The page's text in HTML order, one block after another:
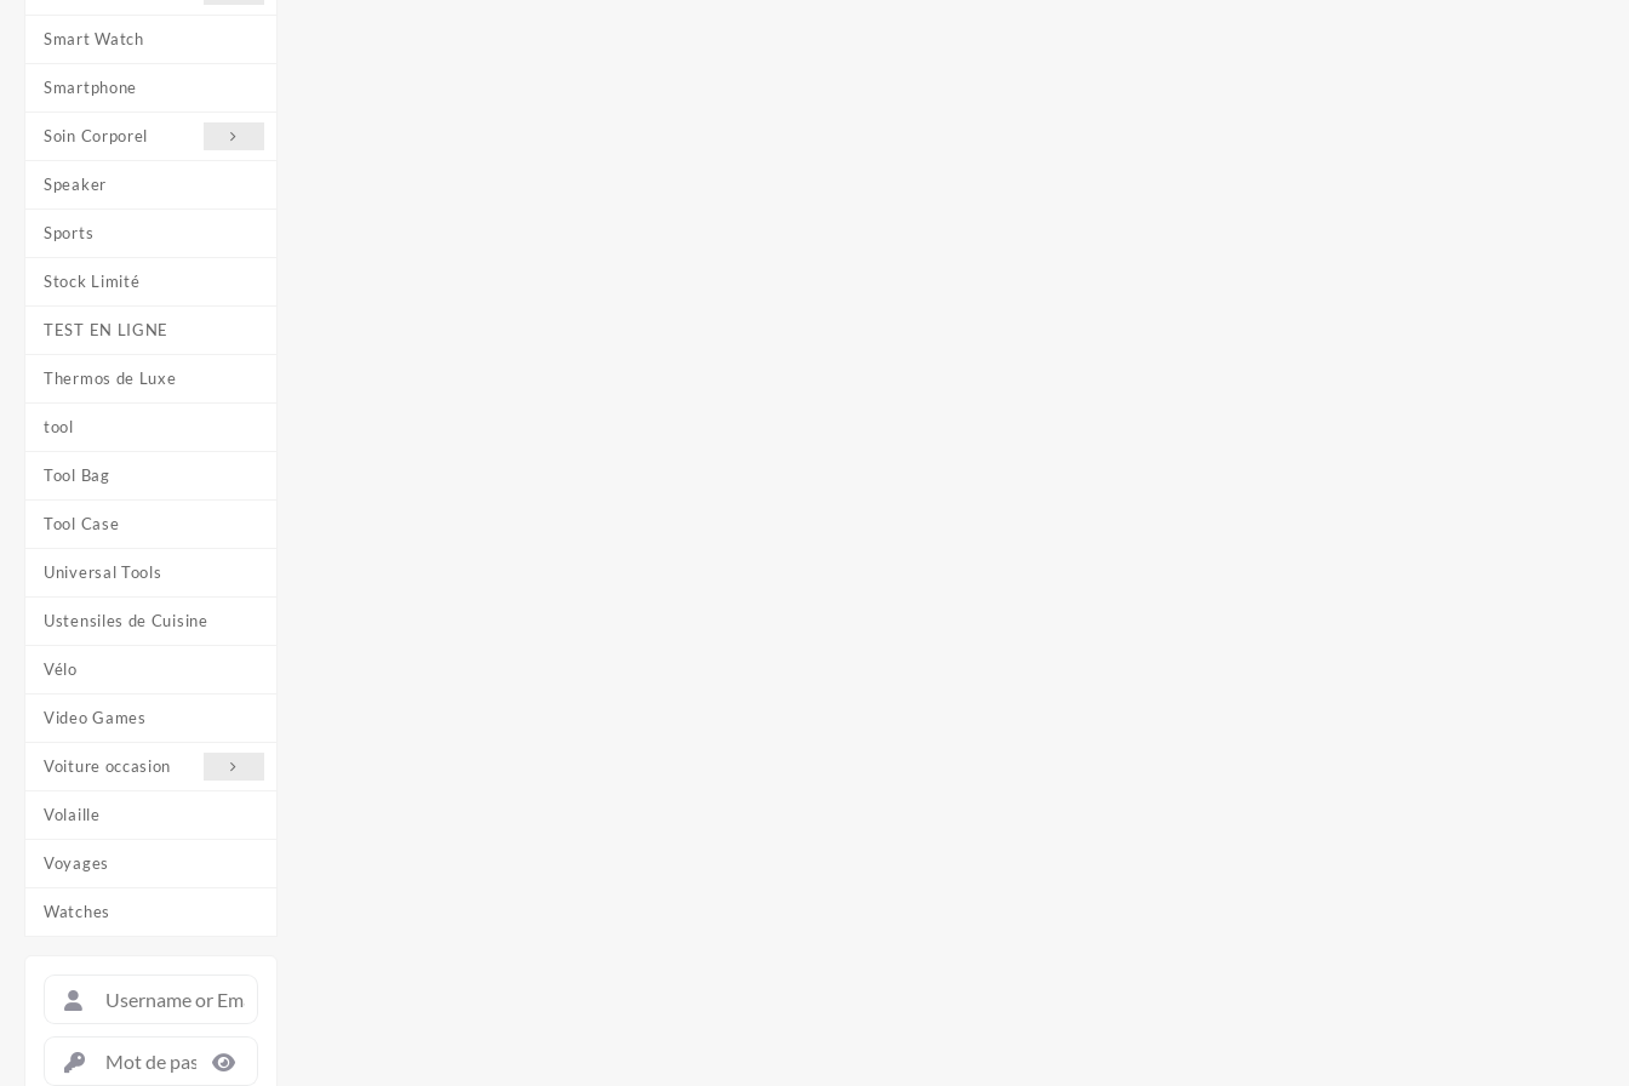
Smart Watch
Smartphone
Soin Corporel
Speaker
Sports
Stock Limité
TEST EN LIGNE
Thermos de Luxe
tool
Tool Bag
Tool Case
Universal Tools
Ustensiles de Cuisine
Vélo
Video Games
Voiture occasion
Volaille
Voyages
Watches